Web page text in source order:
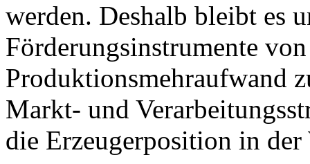
werden. Deshalb bleibt es
Förderungsinstrumente
Produktionsmehraufwand
Markt- und
die Erzeugerposition in